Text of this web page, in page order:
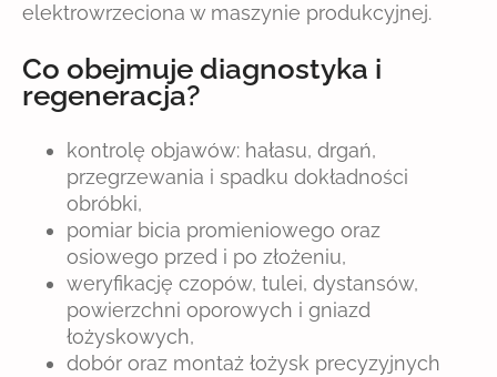
elektrowrzeciona w maszynie produkcyjnej.
Co obejmuje diagnostyka i
regeneracja?
kontrolę objawów: hałasu, drgań,
przegrzewania i spadku dokładności
obróbki,
pomiar bicia promieniowego oraz
osiowego przed i po złożeniu,
weryfikację czopów, tulei, dystansów,
powierzchni oporowych i gniazd
łożyskowych,
dobór oraz montaż łożysk precyzyjnych